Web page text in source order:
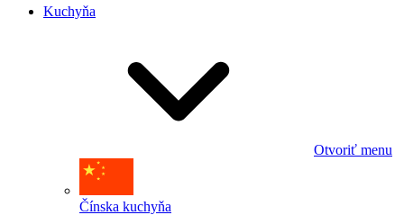
Kuchyňa
Otvoriť menu
Čínska kuchyňa